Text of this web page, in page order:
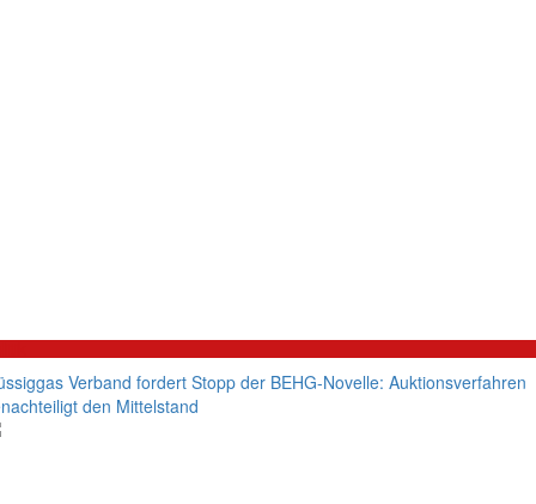
Verband fordert Stopp der BEHG-Novelle: Auktionsverfahren
den Mittelstand